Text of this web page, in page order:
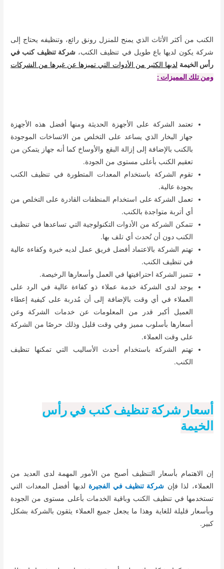
الكنب من أكثر الأثاث الذي يمنح للمنزل رونق رائع، وتنظيفه يحتاج إلى
شركة يكون لديها باع طويل في تنظيف الكنب،شركة تنظيف كنب في
رأس الخيمة لديها الكثير من الأدوات التي تميزها عن غيرها من الشركات
ومن تلك المميزات :
تعتمد الشركة على الأجهزة الحديثة ومنها أفضل هذه الأجهزة
جهاز البخار الذي يساعد على التخلص من الاتساخات الموجودة
بالكنب بالإضافة إلى إزالة البقع والأوساخ كما أنه جهاز يتمكن من
تعقيم الكنب بأعلى مستوى من الجودة.
تقوم الشركة باستخدام المعدات المتطورة في تنظيف الكنب
بجودة عالية.
تعمل الشركة على استخدام المنظفات القادرة على التخلص من
أي أتربة متواجدة بالكنب.
تتمكن الشركة من الأدوات التكنولوجية التي تساعدها في تنظيف
الكنب دون أن تُحدث أي تلف بها.
تهتم الشركة بالاعتماد أفضل فريق عمل لديه خبرة وكفاءة عالية
في تنظيف الكنب.
تتميز الشركة احترافيتها في العمل وأسعارها الرخيصة.
يوجد لدى الشركة خدمة عملاء ذو كفاءة عالية في الرد على
العملاء في أي وقت بالإضافة إلى أن مُدربة على كيفية إعطاء
العميل أكبر قدر من المعلومات عن خدمات الشركة وعن
أسعارها بأسلوب مميز وفي وقت قليل وذلك حرصًا من الشركة
على وقت العملاء.
تهتم الشركة باستخدام أحدث الأساليب التي تمكنها تنظيف
الكنب.
أسعار شركة تنظيف كنب في رأس
الخيمة
إن الاهتمام بأسعار التنظيف أصبح من الأمور المهمة لدى العديد من
العملاء، لذا فإن شركة تنظيف في الفجيرة لديها أفضل المعدات التي
تستخدمها في تنظيف الكنب وباقية الخدمات بأعلى مستوى من الجودة
وبأسعار قليلة للغاية وهذا ما يجعل جميع العملاء يثقون بالشركة بشكل
كبير.